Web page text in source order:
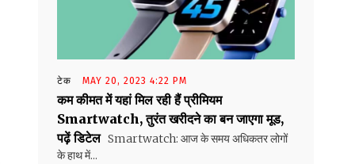
टेक MAY 20, 2023 4:22 PM
कम कीमत में यहां मिल रही हैं प्रीमियम
Smartwatch, तुरंत खरीदने का बन जाएगा मूड,
पढ़ें डिटेल Smartwatch: आज के समय अधिकतर लोगों
के हाथ में...